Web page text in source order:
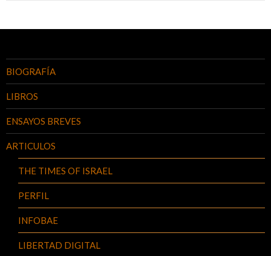
BIOGRAFÍA
LIBROS
ENSAYOS BREVES
ARTICULOS
THE TIMES OF ISRAEL
PERFIL
INFOBAE
LIBERTAD DIGITAL